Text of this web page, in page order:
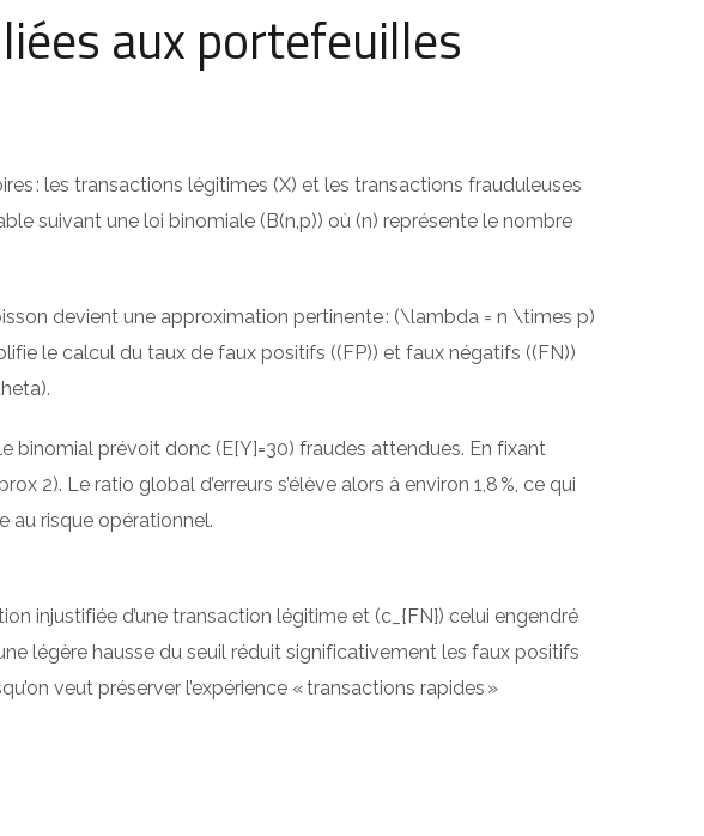
aux portefeuilles
: les transactions légitimes (X) et les transactions frauduleuses
suivant une loi binomiale (B(n,p)) où (n) représente le nombre
devient une approximation pertinente : (\lambda = n \times p)
le calcul du taux de faux positifs ((FP)) et faux négatifs ((FN))
binomial prévoit donc (E[Y]=30) fraudes attendues. En fixant
Le ratio global d’erreurs s’élève alors à environ 1,8 %, ce qui
au risque opérationnel.
injustifiée d’une transaction légitime et (c_{FN}) celui engendré
légère hausse du seuil réduit significativement les faux positifs
veut préserver l’expérience « transactions rapides »